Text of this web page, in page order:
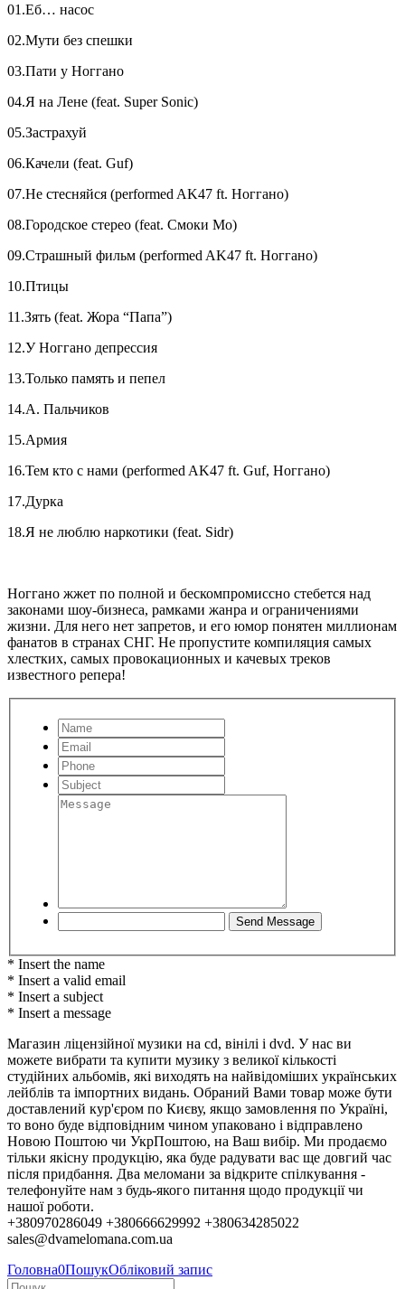
01.Еб… насос
02.Мути без спешки
03.Пати у Ноггано
04.Я на Лене (feat. Super Sonic)
05.Застрахуй
06.Качели (feat. Guf)
07.Не стесняйся (performed AK47 ft. Ноггано)
08.Городское стерео (feat. Смоки Мо)
09.Страшный фильм (performed AK47 ft. Ноггано)
10.Птицы
11.Зять (feat. Жора “Папа”)
12.У Ноггано депрессия
13.Только память и пепел
14.А. Пальчиков
15.Армия
16.Тем кто с нами (performed AK47 ft. Guf, Ноггано)
17.Дурка
18.Я не люблю наркотики (feat. Sidr)
Ноггано жжет по полной и бескомпромиссно стебется над
законами шоу-бизнеса, рамками жанра и ограничениями
жизни. Для него нет запретов, и его юмор понятен миллионам
фанатов в странах СНГ. Не пропустите компиляция самых
хлестких, самых провокационных и качевых треков
известного репера!
* Insert the name
* Insert a valid email
* Insert a subject
* Insert a message
Магазин ліцензійної музики на cd, вінілі і dvd. У нас ви
можете вибрати та купити музику з великої кількості
студійних альбомів, які виходять на найвідоміших українських
лейблів та імпортних видань. Обраний Вами товар може бути
доставлений кур'єром по Києву, якщо замовлення по Україні,
то воно буде відповідним чином упаковано і відправлено
Новою Поштою чи УкрПоштою, на Ваш вибір. Ми продаємо
тільки якісну продукцію, яка буде радувати вас ще довгий час
після придбання. Два меломани за відкрите спілкування -
телефонуйте нам з будь-якого питання щодо продукції чи
нашої роботи.
+380970286049 +380666629992 +380634285022
sales@dvamelomana.com.ua
Головна0ПошукОбліковий запис